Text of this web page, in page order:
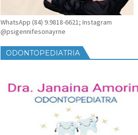
WhatsApp (84) 9.9818-6621; Instagram
@psigennifesonayrne
ODONTOPEDIATRIA